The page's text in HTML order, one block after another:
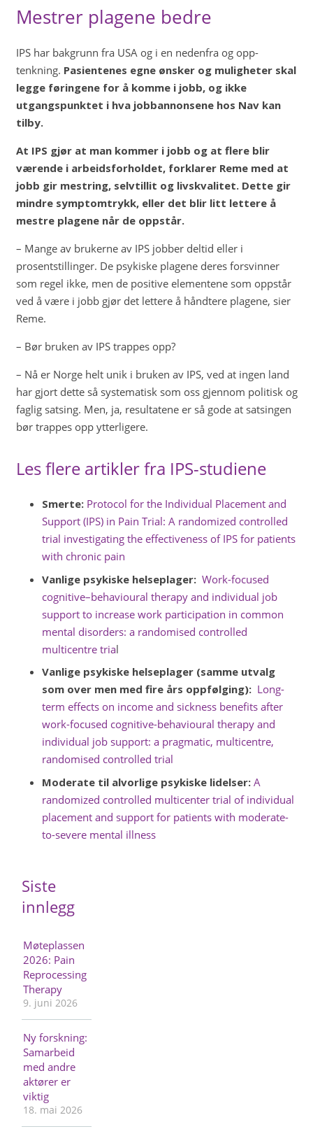
Mestrer plagene bedre
IPS har bakgrunn fra USA og i en nedenfra og opp-
tenkning. Pasientenes egne ønsker og muligheter skal
legge føringene for å komme i jobb, og ikke
utgangspunktet i hva jobbannonsene hos Nav kan
tilby.
At IPS gjør at man kommer i jobb og at flere blir
værende i arbeidsforholdet, forklarer Reme med at
jobb gir mestring, selvtillit og livskvalitet. Dette gir
mindre symptomtrykk, eller det blir litt lettere å
mestre plagene når de oppstår.
– Mange av brukerne av IPS jobber deltid eller i
prosentstillinger. De psykiske plagene deres forsvinner
som regel ikke, men de positive elementene som oppstår
ved å være i jobb gjør det lettere å håndtere plagene, sier
Reme.
– Bør bruken av IPS trappes opp?
– Nå er Norge helt unik i bruken av IPS, ved at ingen land
har gjort dette så systematisk som oss gjennom politisk og
faglig satsing. Men, ja, resultatene er så gode at satsingen
bør trappes opp ytterligere.
Les flere artikler fra IPS-studiene
Smerte: Protocol for the Individual Placement and
Support (IPS) in Pain Trial: A randomized controlled
trial investigating the effectiveness of IPS for patients
with chronic pain
Vanlige psykiske helseplager: Work-focused
cognitive–behavioural therapy and individual job
support to increase work participation in common
mental disorders: a randomised controlled
multicentre trial
Vanlige psykiske helseplager (samme utvalg
som over men med fire års oppfølging): Long-
term effects on income and sickness benefits after
work-focused cognitive-behavioural therapy and
individual job support: a pragmatic, multicentre,
randomised controlled trial
Moderate til alvorlige psykiske lidelser: A
randomized controlled multicenter trial of individual
placement and support for patients with moderate-
to-severe mental illness
Siste
innlegg
Møteplassen
2026: Pain
Reprocessing
Therapy
9. juni 2026
Ny forskning:
Samarbeid
med andre
aktører er
viktig
18. mai 2026